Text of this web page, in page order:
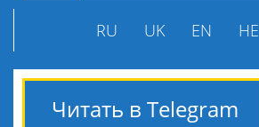
RU UK EN HE
Читать в Telegram